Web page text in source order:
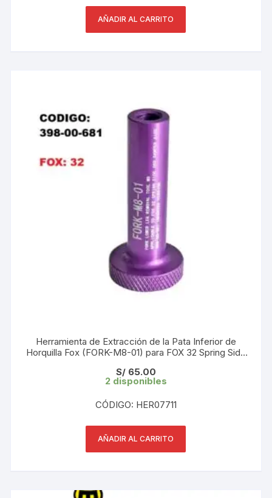
AÑADIR AL CARRITO
Herramienta de Extracción de la Pata Inferior de
Horquilla Fox (FORK-M8-01) para FOX 32 Spring Side
S/65.00
2 disponibles
CÓDIGO: HER07711
AÑADIR AL CARRITO